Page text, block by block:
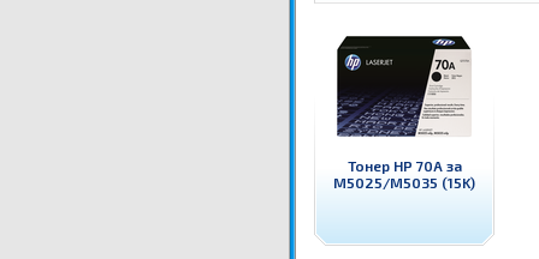
Тонер HP 70A за
M5025/M5035 (15K)